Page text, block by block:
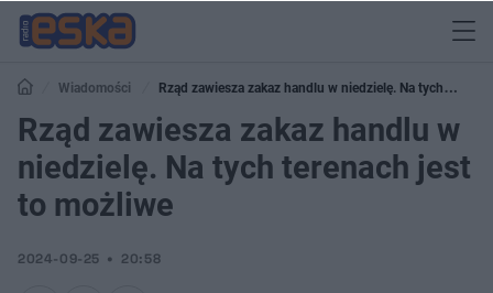
Wiadomości
Rząd zawiesza zakaz handlu w niedzielę. Na tych
terenach jest to możliwe
Rząd zawiesza zakaz handlu w
niedzielę. Na tych terenach jest
to możliwe
2024-09-25 20:58